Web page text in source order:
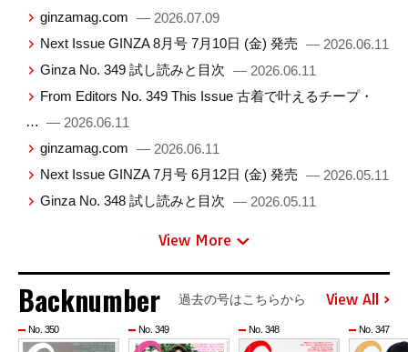
ginzamag.com — 2026.07.09
Next Issue GINZA 8月号 7月10日 (金) 発売 — 2026.06.11
Ginza No. 349 試し読みと目次 — 2026.06.11
From Editors No. 349 This Issue 古着で叶えるチープ・
… — 2026.06.11
ginzamag.com — 2026.06.11
Next Issue GINZA 7月号 6月12日 (金) 発売 — 2026.05.11
Ginza No. 348 試し読みと目次 — 2026.05.11
View More
Backnumber 過去の号はこちらから View All
No. 350 No. 349 No. 348 No. 347